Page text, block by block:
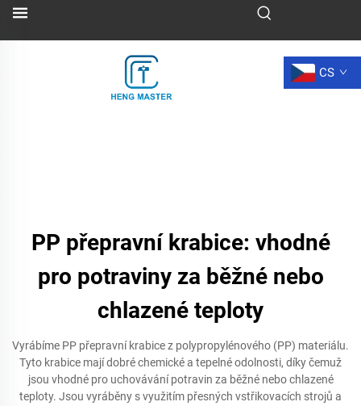
CS
PP přepravní krabice: vhodné
pro potraviny za běžné nebo
chlazené teploty
Vyrábíme PP přepravní krabice z polypropylénového (PP) materiálu.
Tyto krabice mají dobré chemické a tepelné odolnosti, díky čemuž
jsou vhodné pro uchovávání potravin za běžné nebo chlazené
teploty. Jsou vyráběny s využitím přesných vstřikovacích strojů a